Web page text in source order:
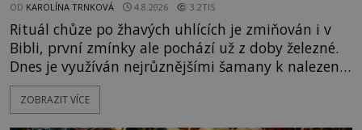
OD KAROLÍNA TRNKOVÁ 4.8.2026 3.2TIS
Rituál chůze po žhavých uhlících je zmiňován i v
Bibli, první zmínky ale pochází už z doby železné.
Dnes je využíván nejrůznějšími šamany k nalezení
spirituální síly či vnitřního klidu. Jak funguje a proč
si při něm člověk nepopálí nohy, což bylo
ZOBRAZIT VÍCE